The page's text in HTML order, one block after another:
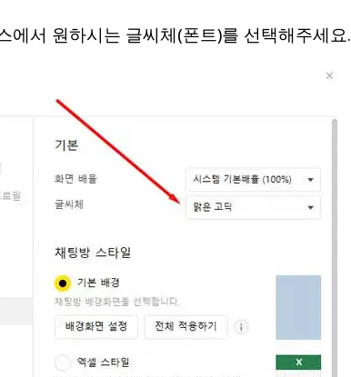
에서 원하시는 글씨체(폰트)를 선택해주세요.